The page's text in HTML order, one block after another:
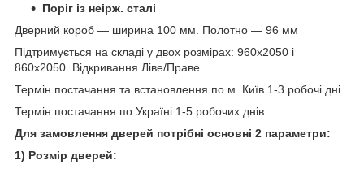
Поріг із неірж. сталі
Дверний короб — ширина 100 мм. Полотно — 96 мм
Підтримується на складі у двох розмірах: 960х2050 і
860х2050. Відкривання Ліве/Праве
Термін постачання та встановлення по м. Київ 1-3 робочі дні.
Термін постачання по Україні 1-5 робочих днів.
Для замовлення дверей потрібні основні 2 параметри:
1) Розмір дверей: